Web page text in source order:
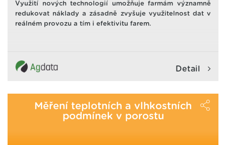
Využití nových technologií umožňuje farmám významně
redukovat náklady a zásadně zvyšuje využitelnost dat v
reálném provozu a tím i efektivitu farem.
Detail
Měření teplotních a vlhkostních
podmínek v porostu